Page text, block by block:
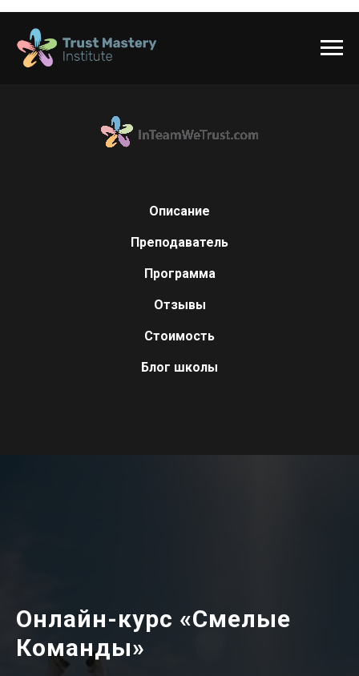
Описание
Преподаватель
Программа
Отзывы
Стоимость
Блог школы
Онлайн-курс «Смелые
Команды»